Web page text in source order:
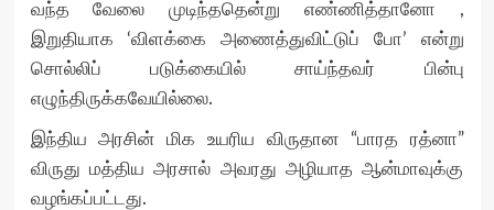
வந்த வேலை முடிந்ததென்று எண்ணித்தானோ ,
இறுதியாக ‘விளக்கை அணைத்துவிட்டுப் போ’ என்று
சொல்லிப் படுக்கையில் சாய்ந்தவர் பின்பு
எழுந்திருக்கவேயில்லை.
இந்திய அரசின் மிக உயரிய விருதான “பாரத ரத்னா”
விருது மத்திய அரசால் அவரது அழியாத ஆன்மாவுக்கு
வழங்கப்பட்டது.